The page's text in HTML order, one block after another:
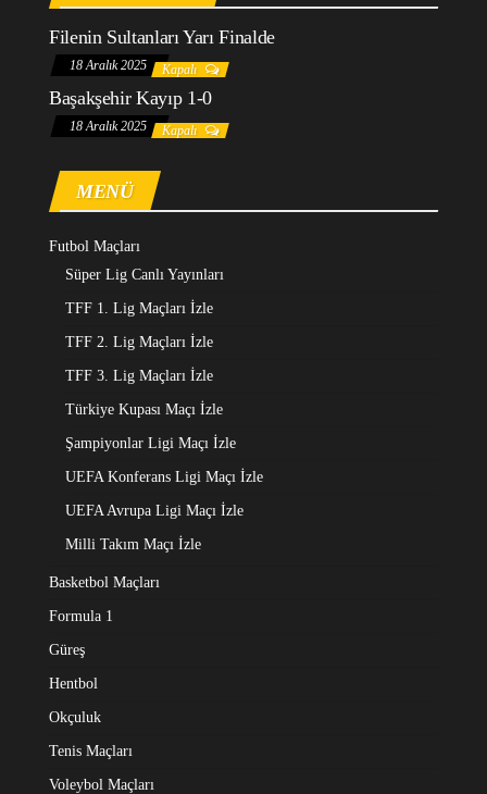
Filenin Sultanları Yarı Finalde
18 Aralık 2025 Kapalı
Başakşehir Kayıp 1-0
18 Aralık 2025 Kapalı
MENÜ
Futbol Maçları
Süper Lig Canlı Yayınları
TFF 1. Lig Maçları İzle
TFF 2. Lig Maçları İzle
TFF 3. Lig Maçları İzle
Türkiye Kupası Maçı İzle
Şampiyonlar Ligi Maçı İzle
UEFA Konferans Ligi Maçı İzle
UEFA Avrupa Ligi Maçı İzle
Milli Takım Maçı İzle
Basketbol Maçları
Formula 1
Güreş
Hentbol
Okçuluk
Tenis Maçları
Voleybol Maçları